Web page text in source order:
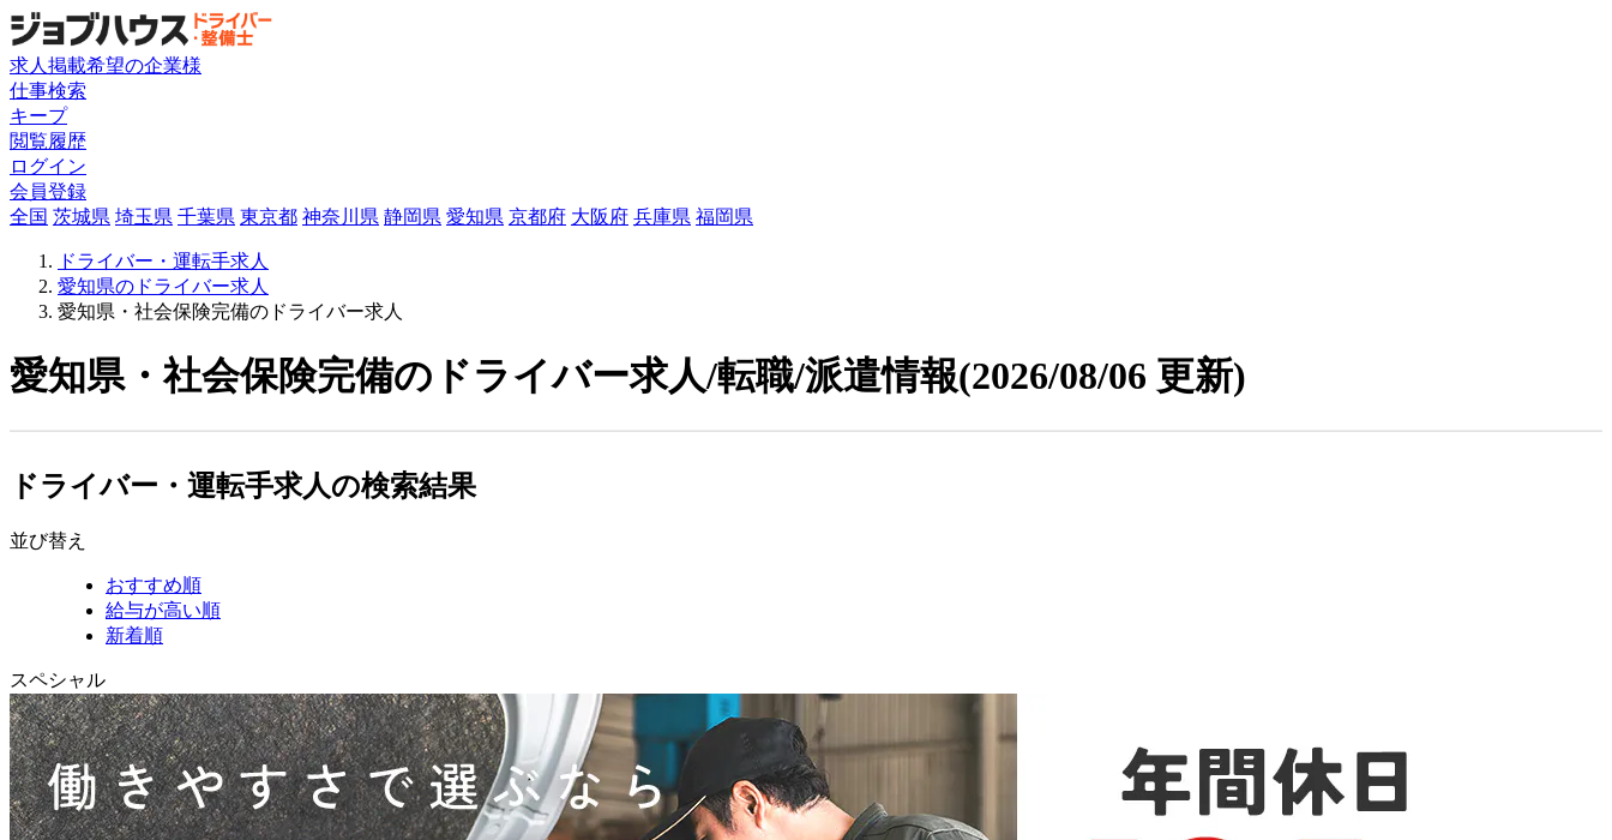
求人掲載希望の企業様
仕事検索
キープ
閲覧履歴
ログイン
会員登録
全国 茨城県 埼玉県 千葉県 東京都 神奈川県 静岡県 愛知県 京都府 大阪府 兵庫県 福岡県
ドライバー・運転手求人
愛知県のドライバー求人
愛知県・社会保険完備のドライバー求人
愛知県・社会保険完備のドライバー求人/転職/派遣情報(2026/08/06 更新)
ドライバー・運転手求人の検索結果
並び替え
おすすめ順
給与が高い順
新着順
スペシャル